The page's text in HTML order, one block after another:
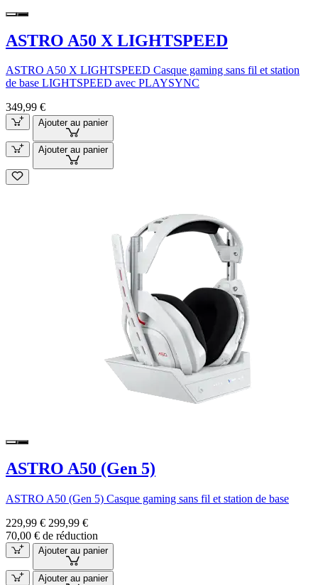
ASTRO A50 X LIGHTSPEED
ASTRO A50 X LIGHTSPEED Casque gaming sans fil et station
de base LIGHTSPEED avec PLAYSYNC
349,99 €
Ajouter au panier
Ajouter au panier
ASTRO A50 (Gen 5)
ASTRO A50 (Gen 5) Casque gaming sans fil et station de base
229,99 € 299,99 €
70,00 € de réduction
Ajouter au panier
Ajouter au panier